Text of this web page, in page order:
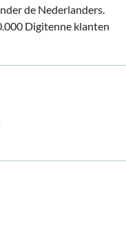
de Nederlanders.
Digitenne klanten